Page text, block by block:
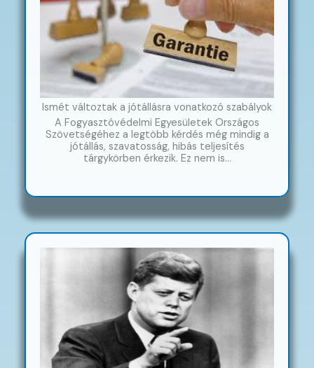
Ismét változtak a jótállásra vonatkozó szabályok
A Fogyasztóvédelmi Egyesületek Országos
Szövetségéhez a legtöbb kérdés még mindig a
jótállás, szavatosság, hibás teljesítés
tárgykörben érkezik. Ez nem is…